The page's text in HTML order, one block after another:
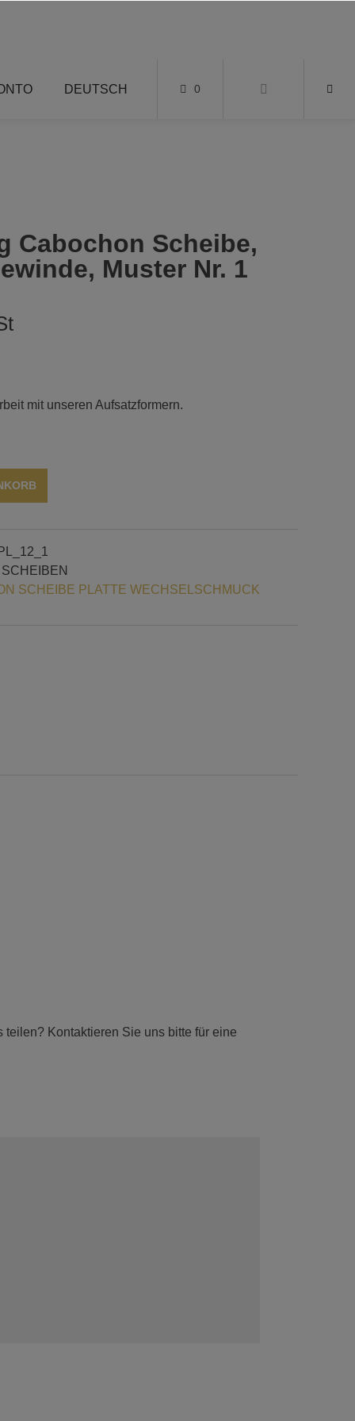
DEUTSCH 0
Cabochon Scheibe,
Muster Nr. 1
mit unseren Aufsatzformern.
SCHEIBE PLATTE WECHSELSCHMUCK
Kontaktieren Sie uns bitte für eine